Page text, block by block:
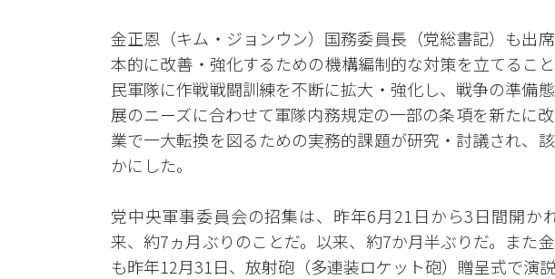
金正恩（キム・ジョンウン）国務委員長（党総書記）も出
本的に改善・強化するための機構編制的な対策を立てるこ
民軍隊に作戦戦闘訓練を不断に拡大・強化し、戦争の準備
展のニーズに合わせて軍隊内務規定の一部の条項を新たに
業で一大転換を図るための実務的課題が研究・討議され、
かにした。
党中央軍事委員会の招集は、昨年6月21日から3日間開か
来、約7ヵ月ぶりのことだ。以来、約7か月半ぶりだ。また
も昨年12月31日、放射砲（多連装ロケット砲）贈呈式で演説